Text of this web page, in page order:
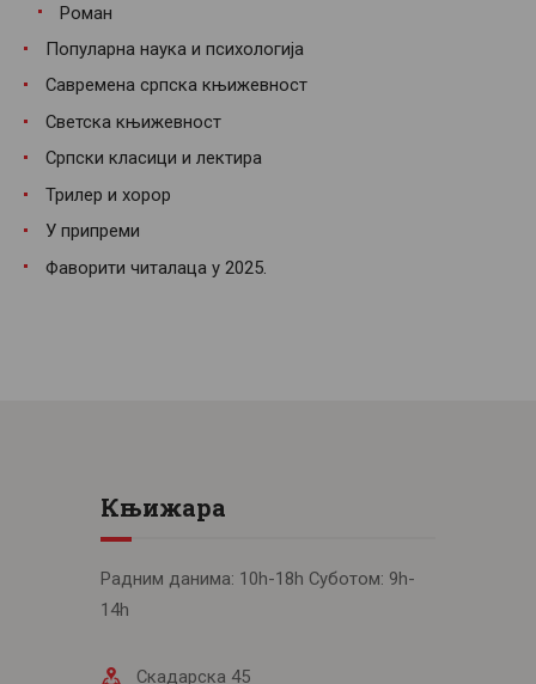
Роман
Популарна наука и психологија
Савремена српска књижевност
Светска књижевност
Српски класици и лектира
Трилер и хорор
У припреми
Фаворити читалаца у 2025.
Књижара
Радним данима: 10h-18h Суботом: 9h-
14h
Скадарска 45